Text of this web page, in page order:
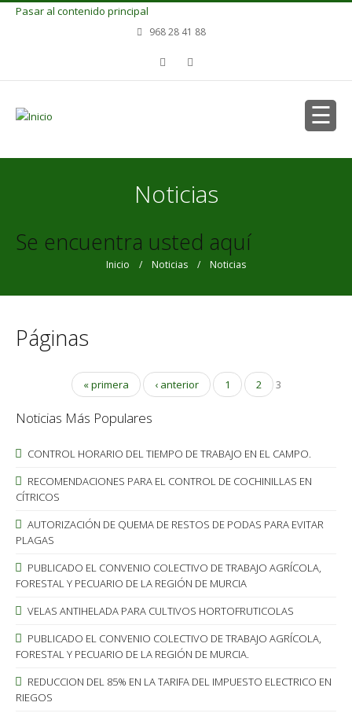
Pasar al contenido principal
968 28 41 88
Noticias
Se encuentra usted aquí
Inicio / Noticias / Noticias
Páginas
« primera ‹ anterior 1 2 3
Noticias Más Populares
CONTROL HORARIO DEL TIEMPO DE TRABAJO EN EL CAMPO.
RECOMENDACIONES PARA EL CONTROL DE COCHINILLAS EN
CÍTRICOS
AUTORIZACIÓN DE QUEMA DE RESTOS DE PODAS PARA EVITAR
PLAGAS
PUBLICADO EL CONVENIO COLECTIVO DE TRABAJO AGRÍCOLA,
FORESTAL Y PECUARIO DE LA REGIÓN DE MURCIA
VELAS ANTIHELADA PARA CULTIVOS HORTOFRUTICOLAS
PUBLICADO EL CONVENIO COLECTIVO DE TRABAJO AGRÍCOLA,
FORESTAL Y PECUARIO DE LA REGIÓN DE MURCIA.
REDUCCION DEL 85% EN LA TARIFA DEL IMPUESTO ELECTRICO EN
RIEGOS